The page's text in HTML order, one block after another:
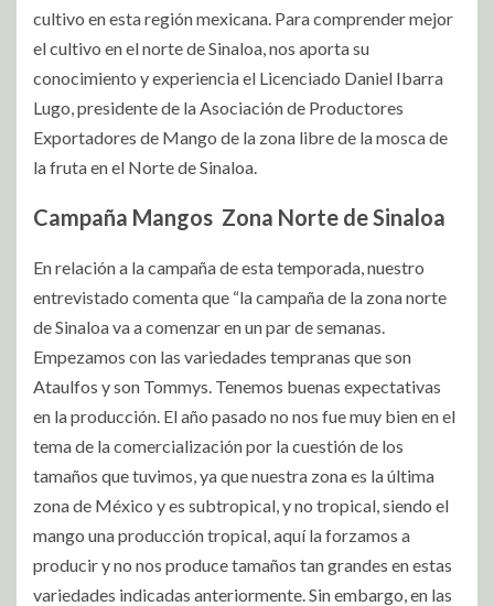
cultivo en esta región mexicana. Para comprender mejor
el cultivo en el norte de Sinaloa, nos aporta su
conocimiento y experiencia el Licenciado Daniel Ibarra
Lugo, presidente de la Asociación de Productores
Exportadores de Mango de la zona libre de la mosca de
la fruta en el Norte de Sinaloa.
Campaña Mangos Zona Norte de Sinaloa
En relación a la campaña de esta temporada, nuestro
entrevistado comenta que “la campaña de la zona norte
de Sinaloa va a comenzar en un par de semanas.
Empezamos con las variedades tempranas que son
Ataulfos y son Tommys. Tenemos buenas expectativas
en la producción. El año pasado no nos fue muy bien en el
tema de la comercialización por la cuestión de los
tamaños que tuvimos, ya que nuestra zona es la última
zona de México y es subtropical, y no tropical, siendo el
mango una producción tropical, aquí la forzamos a
producir y no nos produce tamaños tan grandes en estas
variedades indicadas anteriormente. Sin embargo, en las